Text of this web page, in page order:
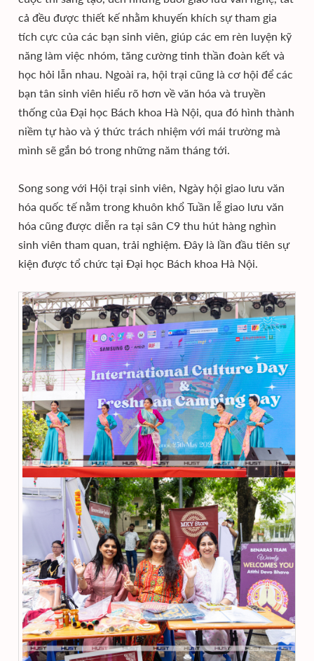
cả đều được thiết kế nhằm khuyến khích sự tham gia
tích cực của các bạn sinh viên, giúp các em rèn luyện kỹ
năng làm việc nhóm, tăng cường tinh thần đoàn kết và
học hỏi lẫn nhau. Ngoài ra, hội trại cũng là cơ hội để các
bạn tân sinh viên hiểu rõ hơn về văn hóa và truyền
thống của Đại học Bách khoa Hà Nội, qua đó hình thành
niềm tự hào và ý thức trách nhiệm với mái trường mà
mình sẽ gắn bó trong những năm tháng tới.
Song song với Hội trại sinh viên, Ngày hội giao lưu văn
hóa quốc tế nằm trong khuôn khổ Tuần lễ giao lưu văn
hóa cũng được diễn ra tại sân C9 thu hút hàng nghìn
sinh viên tham quan, trải nghiệm. Đây là lần đầu tiên sự
kiện được tổ chức tại Đại học Bách khoa Hà Nội.